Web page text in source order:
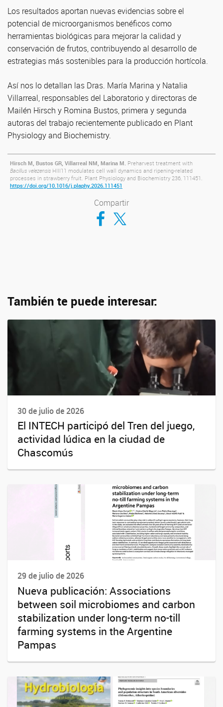
Los resultados aportan nuevas evidencias sobre el
potencial de microorganismos benéficos como
herramientas biológicas para mejorar la calidad y
conservación de frutos, contribuyendo al desarrollo de
estrategias más sostenibles para la producción hortícola.
Así nos lo detallan las Dras. María Marina y Natalia
Villarreal, responsables del Laboratorio y directoras de
Mailén Hirsch y Romina Bustos, primera y segunda
autoras del trabajo recientemente publicado en Plant
Physiology and Biochemistry.
Hirsch M, Bustos GR, Villarreal NM, Marina M. Preharvest treatment with
Bacillus velezensis HIII11 modulates cell wall dynamics and ripening-related
processes in strawberry fruit. Plant Physiology and Biochemistry 236, 111451.
https://doi.org/10.1016/j.plaphy.2026.111451
Compartir
Compartir en Facebook
Compartir en Twitter
También te puede interesar:
30 de julio de 2026
El INTECH participó del Tren del juego,
actividad lúdica en la ciudad de
Chascomús
29 de julio de 2026
Nueva publicación: Associations
between soil microbiomes and carbon
stabilization under long-term no-till
farming systems in the Argentine
Pampas